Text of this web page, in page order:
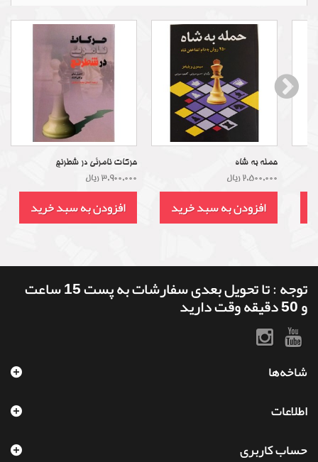
حرکات نامرئی در شطرنج
3,900,000 ریال
افزودن به سبد خرید
حمله به شاه
2,500,000 ریال
افزودن به سبد خرید
توجه : تا تحویل بعدی سفارشات به پست 15 ساعت
و 50 دقیقه وقت دارید
شاخه‌ها
اطلاعات
حساب کاربری